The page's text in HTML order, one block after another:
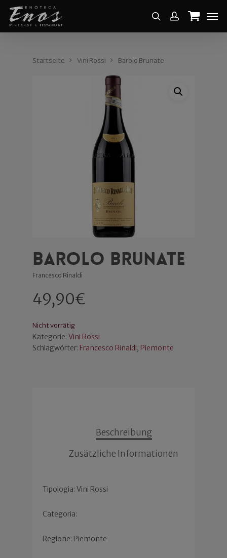
Startseite Vini Rossi Barolo Brunate
Barolo Brunate
Francesco Rinaldi
49,90€
Nicht vorrätig
Kategorie: Vini Rossi
Schlagwörter: Francesco Rinaldi, Piemonte
Beschreibung
Zusätzliche Informationen
Tipologia: Vini Rossi
Categoria:
Regione: Piemonte